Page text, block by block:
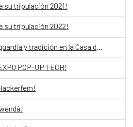
su tripulación 2021!
su tripulación 2022!
¡OPA YA 2024!: Vanguardia y tradición en la Casa del Bicentenario de las Artes Visuales
POP-UP TECH!